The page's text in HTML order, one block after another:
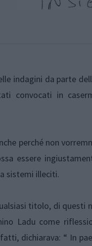
indagini da parte
convocati in
perché non
essere
sistemi illeciti.
titolo, di
Ladu come
dichiarava: “ In